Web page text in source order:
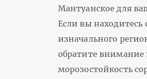
Мантуанское для
Если вы находитесь
изначального
обратите внимание
морозостойкость